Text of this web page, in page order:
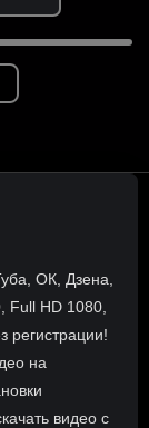
ОК, Дзена,
Full HD 1080,
регистрации!
на
видео с